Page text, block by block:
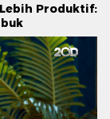
Produktif: